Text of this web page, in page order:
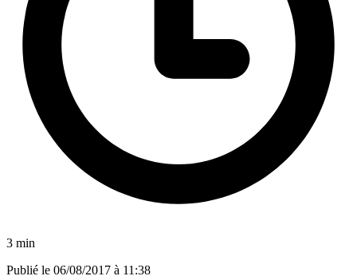
3 min
Publié le 06/08/2017 à 11:38